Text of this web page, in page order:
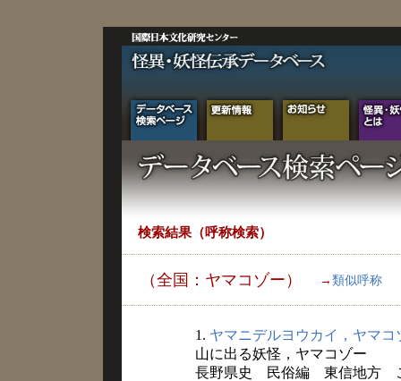
検索結果（呼称検索）
（全国：ヤマコゾー） → 類似呼称
1. ヤマニデルヨウカイ，ヤマコ
山に出る妖怪，ヤマコゾー
長野県史 民俗編 東信地方 こ